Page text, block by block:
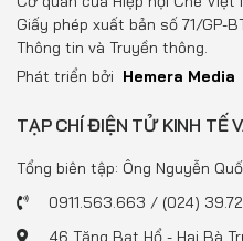
Giấy phép xuất bản số 71/GP-
Thông tin và Truyền thông.
Phát triển bởi Hemera Media
TẠP CHÍ ĐIỆN TỬ KINH TẾ
Tổng biên tập: Ông Nguyễn
0911.563.663 / (024)
46 Tăng Bạt Hổ - Hai Bà